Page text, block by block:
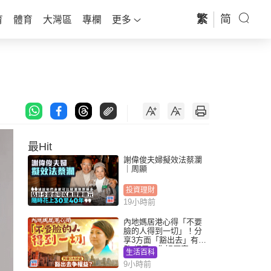
體育 大灣區 專欄 更多 繁 简
最Hit
謝偉俊夫婦擬效法蔡瀾
｜周顯
投資理財
19小時前
內地媽居港心得「不要
臉的人得到一切」！分
享3方面「豁出去」有著
數 網民：你好厲害
生活百科
9小時前